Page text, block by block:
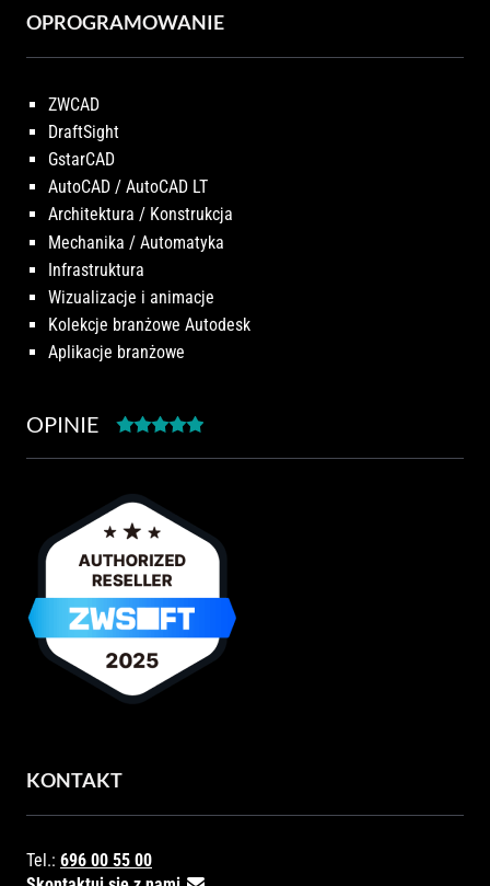
OPROGRAMOWANIE
ZWCAD
DraftSight
GstarCAD
AutoCAD / AutoCAD LT
Architektura / Konstrukcja
Mechanika / Automatyka
Infrastruktura
Wizualizacje i animacje
Kolekcje branżowe Autodesk
Aplikacje branżowe
OPINIE
KONTAKT
Tel.: 696 00 55 00